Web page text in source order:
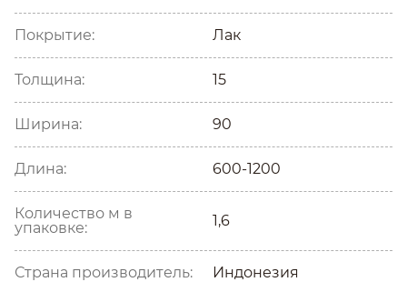
Покрытие: Лак
Толщина: 15
Ширина: 90
Длина: 600-1200
Количество м в
упаковке:
1,6
Страна производитель: Индонезия